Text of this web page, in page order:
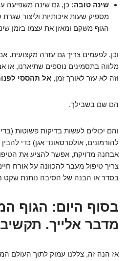
שינה טובה: כן, גם שינה משפיעה
מספיק שעות איכותיות וליצור
הגוף משקם ומאזן את עצמו בזמן
וכן, לפעמים צריך גם עזרה מקצועית.
מלווה בתסמינים נוספים שתיארנו, או
וזה לא עזר לאורך זמן, אל תהססי
הם שם בשבילך.
והם יכולים לעשות בדיקות פשוטות
להורמונים, אולטרסאונד אגן) כדי
אבחנה מדויקת, אפשר להציע את
צריך טיפול מעבר להכוונה על אורח
בסדר או הבנה של הסיבה נותנת שקט
בסוף היום: הגוף
מדבר אלייך.
אז הנה זה, צללנו עמוק לתוך העולם